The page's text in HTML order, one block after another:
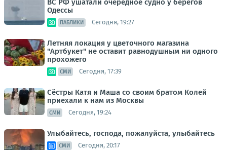
ВС РФ ушатали очередное судно у берегов
Одессы
ПАБЛИКИ Сегодня, 19:27
Летняя локация у цветочного магазина
"Артбукет" не оставит равнодушным ни одного
прохожего
СМИ Сегодня, 17:39
Сёстры Катя и Маша со своим братом Колей
приехали к нам из Москвы
СМИ Сегодня, 19:24
Улыбайтесь, господа, пожалуйста, улыбайтесь
СМИ Сегодня, 20:17